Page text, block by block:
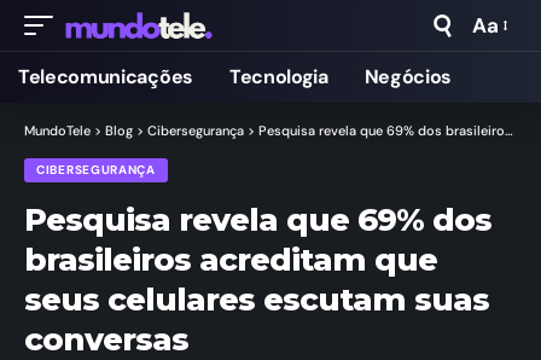
Aa
Telecomunicações Tecnologia Negócios
MundoTele > Blog > Cibersegurança > Pesquisa revela que 69% dos brasileiros acreditam que seus celulares escutam suas conversas
CIBERSEGURANÇA
Pesquisa revela que 69% dos
brasileiros acreditam que
seus celulares escutam suas
conversas